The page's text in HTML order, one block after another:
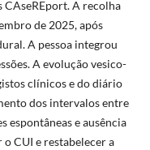
CAseREport. A recolha
de 2025, após
A pessoa integrou
A evolução vesico-
clínicos e do diário
dos intervalos entre
espontâneas e ausência
CUI e restabelecer a